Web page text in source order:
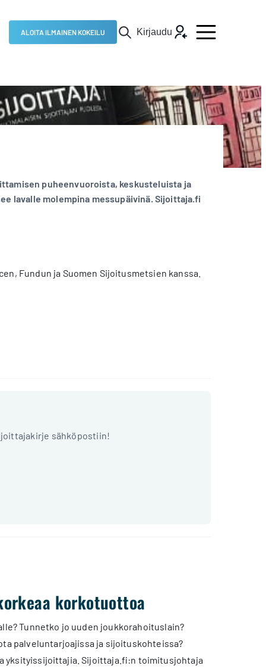
ALOITA ILMAINEN KOKEILU Kirjaudu
puheenvuoroista, keskusteluista ja
lavalle molempina messupäivinä. Sijoittaja.fi
Fundun ja Suomen Sijoitusmetsien kanssa.
sähköpostiin!
korkotuottoa
Tunnetko jo uuden joukkorahoituslain?
palveluntarjoajissa ja sijoituskohteissa?
yksityissijoittajia. Sijoittaja.fi:n toimitusjohtaja